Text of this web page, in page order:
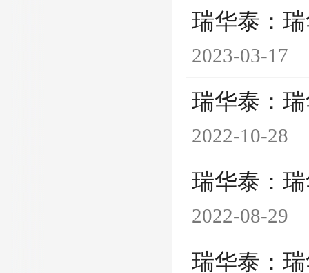
瑞华泰：
2023-03-17
瑞华泰：
2022-10-28
瑞华泰：
2022-08-29
瑞华泰：